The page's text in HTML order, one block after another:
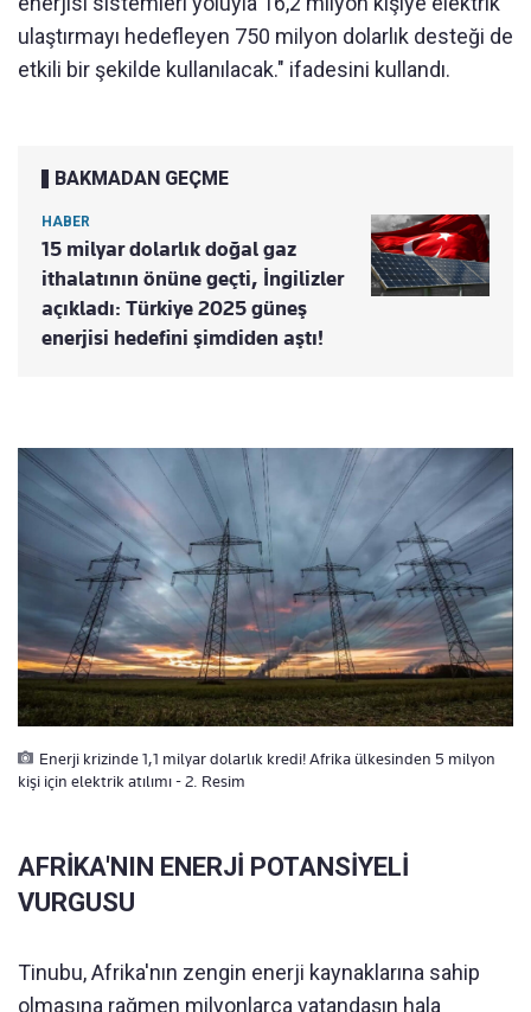
ulaştırmayı hedefleyen 750 milyon dolarlık desteği de
etkili bir şekilde kullanılacak." ifadesini kullandı.
BAKMADAN GEÇME
HABER
15 milyar dolarlık doğal gaz
ithalatının önüne geçti, İngilizler
açıkladı: Türkiye 2025 güneş
enerjisi hedefini şimdiden aştı!
Enerji krizinde 1,1 milyar dolarlık kredi! Afrika ülkesinden 5 milyon
kişi için elektrik atılımı - 2. Resim
AFRİKA'NIN ENERJİ POTANSİYELİ
VURGUSU
Tinubu, Afrika'nın zengin enerji kaynaklarına sahip
olmasına rağmen milyonlarca vatandaşın hala